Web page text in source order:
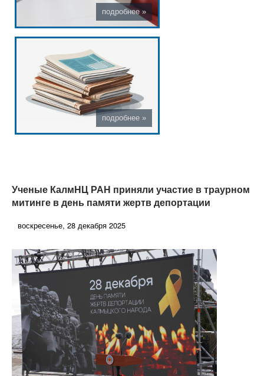
Ученые КалмНЦ РАН приняли участие в траурном
митинге в день памяти жертв депортации
воскресенье, 28 декабря 2025